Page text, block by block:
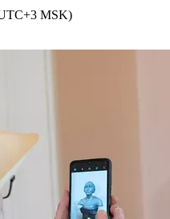
MSK)